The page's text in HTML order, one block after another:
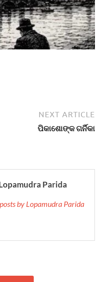
NEXT ARTICLE
ପିକାଶୋଙ୍କ ଗର୍ନିକା
Parida
by Lopamudra Parida